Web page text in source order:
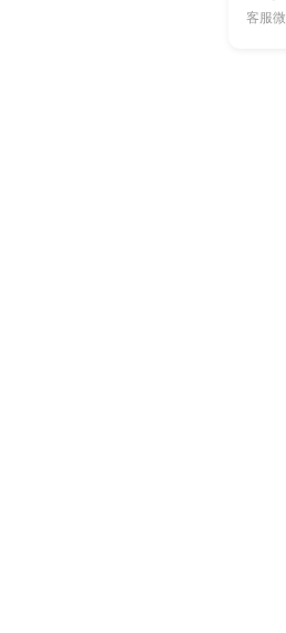
客服